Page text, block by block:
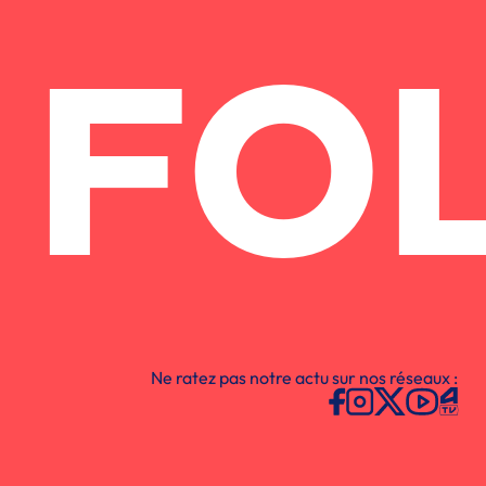
Ne ratez pas notre actu sur nos réseaux :